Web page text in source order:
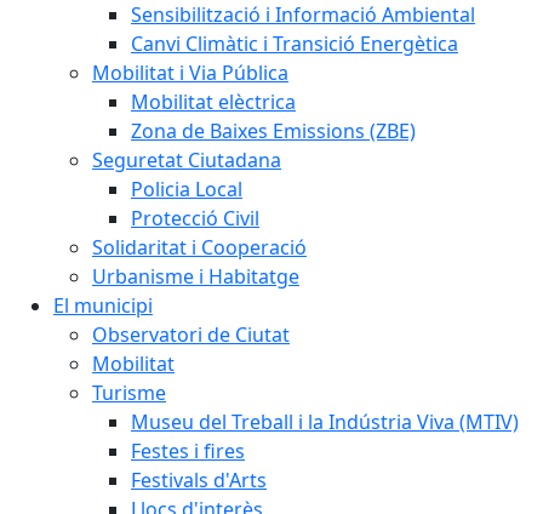
Sensibilització i Informació Ambiental
Canvi Climàtic i Transició Energètica
Mobilitat i Via Pública
Mobilitat elèctrica
Zona de Baixes Emissions (ZBE)
Seguretat Ciutadana
Policia Local
Protecció Civil
Solidaritat i Cooperació
Urbanisme i Habitatge
El municipi
Observatori de Ciutat
Mobilitat
Turisme
Museu del Treball i la Indústria Viva (MTIV)
Festes i fires
Festivals d'Arts